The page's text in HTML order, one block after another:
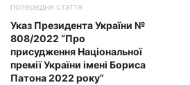
попередня стаття
Указ Президента України №
808/2022 “Про
присудження Національної
премії України імені Бориса
Патона 2022 року”